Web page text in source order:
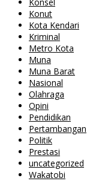
Konut
Kota Kendari
Kriminal
Metro Kota
Muna
Muna Barat
Nasional
Olahraga
Opini
Pendidikan
Pertambangan
Politik
Prestasi
uncategorized
Wakatobi